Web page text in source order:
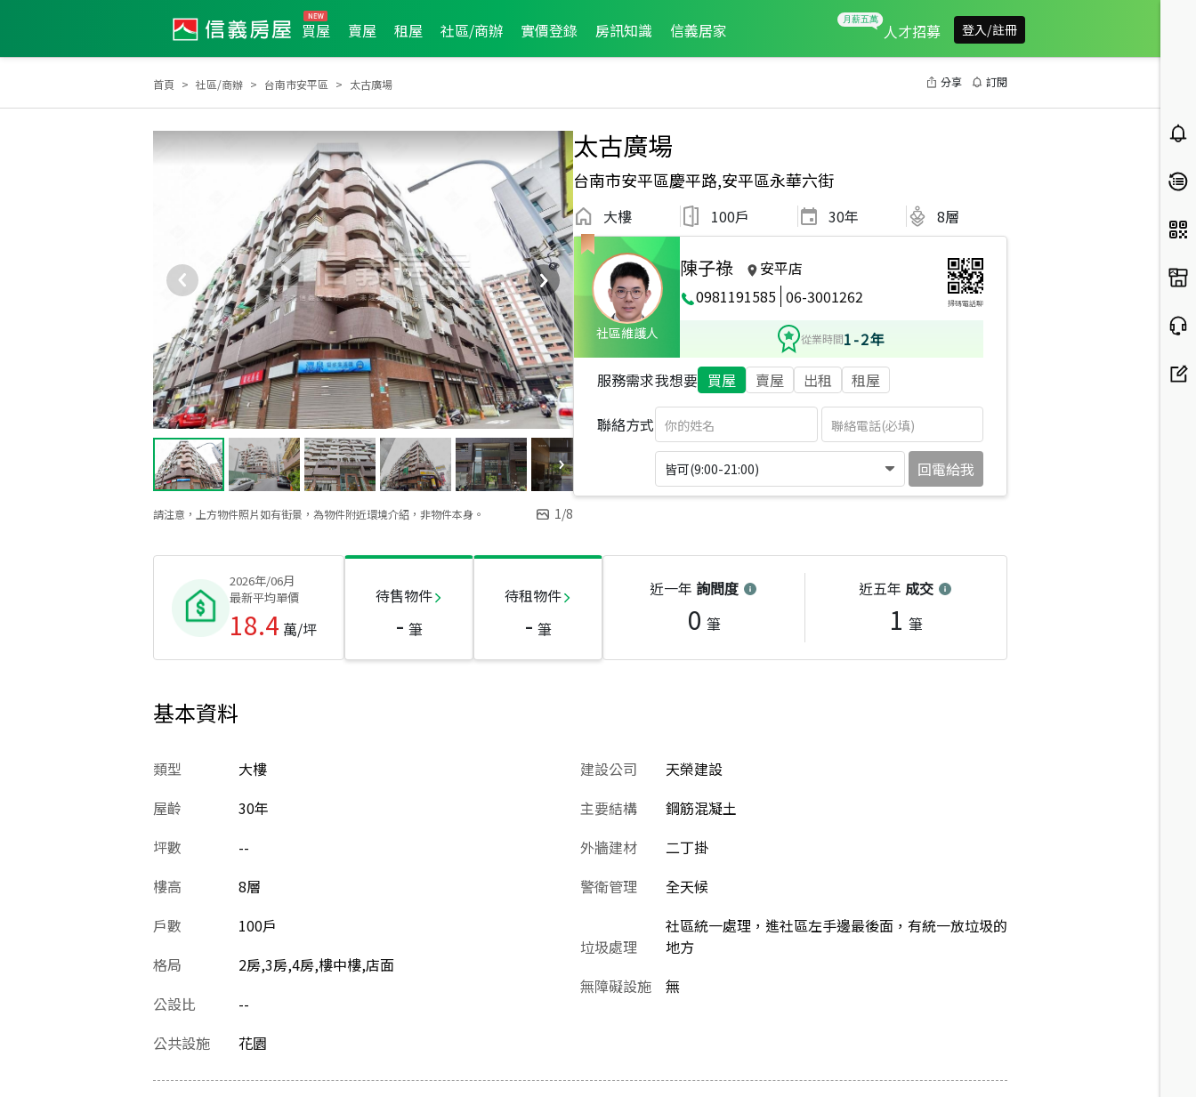
買屋 賣屋 租屋 社區/商辦 實價登錄 房訊知識 信義居家 人才招募 登入/註冊
首頁 社區/商辦 台南市安平區 太古廣場 分享 訂閱
請注意，上方物件照片如有街景，為物件附近環境介紹，非物件本身。 1/8
太古廣場
台南市安平區慶平路,安平區永華六街
大樓 100戶 30年 8層
社區維護人
陳子祿
安平店
0981191585 06-3001262 掃碼電話聊
從業時間1-2年
服務需求我想要 買屋 賣屋 出租 租屋
聯絡方式
皆可(9:00-21:00) 回電給我
2026年/06月
最新平均單價
18.4 萬/坪
待售物件
- 筆
待租物件
- 筆
近一年 詢問度
0 筆
近五年 成交
1 筆
基本資料
類型
大樓
屋齡
30年
坪數
--
樓高
8層
戶數
100戶
格局
2房,3房,4房,樓中樓,店面
公設比
--
建設公司
天榮建設
主要結構
鋼筋混凝土
外牆建材
二丁掛
警衛管理
全天候
垃圾處理
社區統一處理，進社區左手邊最後面，有統一放垃圾的
地方
無障礙設施
無
公共設施 花園